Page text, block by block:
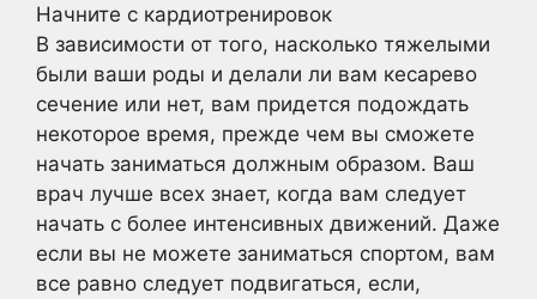
Начните с кардиотренировок
В зависимости от того, насколько тяжелыми
были ваши роды и делали ли вам кесарево
сечение или нет, вам придется подождать
некоторое время, прежде чем вы сможете
начать заниматься должным образом. Ваш
врач лучше всех знает, когда вам следует
начать с более интенсивных движений. Даже
если вы не можете заниматься спортом, вам
все равно следует подвигаться, если,